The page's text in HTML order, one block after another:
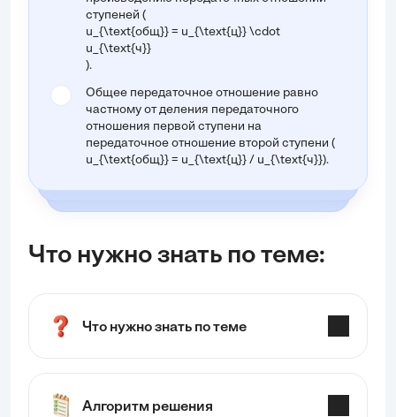
ступеней (
u_{\text{общ}} = u_{\text{ц}} \cdot
u_{\text{ч}}
).
Общее передаточное отношение равно
частному от деления передаточного
отношения первой ступени на
передаточное отношение второй ступени (
u_{\text{общ}} = u_{\text{ц}} / u_{\text{ч}}).
Что нужно знать по теме:
Что нужно знать по теме
Алгоритм решения